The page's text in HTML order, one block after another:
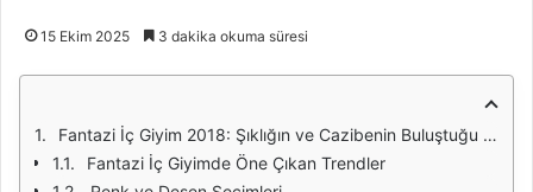
15 Ekim 2025 3 dakika okuma süresi
Fantazi İç Giyim 2018: Şıklığın ve Cazibenin Buluştuğu Yıl
Fantazi İç Giyimde Öne Çıkan Trendler